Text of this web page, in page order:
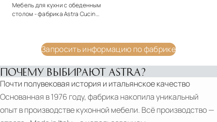
Мебель для кухни с обеденным
столом - фабрика Astra Cucine
Подробнее
Запросить цену
Запросить информацию по фабрике
ПОЧЕМУ ВЫБИРАЮТ ASTRA?
Почти полувековая история и итальянское качество
Основанная в 1976 году, фабрика накопила уникальный
опыт в производстве кухонной мебели. Всё производство —